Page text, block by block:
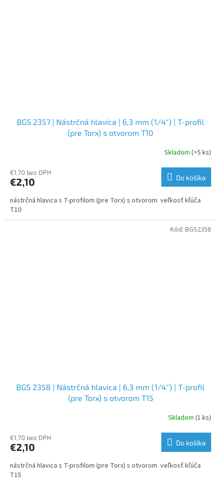
BGS 2357 | Nástrčná hlavica | 6,3 mm (1/4") | T-profil
(pre Torx) s otvorom T10
Skladom (>5 ks)
€1,70 bez DPH
€2,10 Do košíka
nástrčná hlavica s T-profilom (pre Torx) s otvorom veľkosť kľúča
T10
BGS 2358 | Nástrčná hlavica | 6,3 mm (1/4") | T-profil
(pre Torx) s otvorom T15
Skladom (1 ks)
€1,70 bez DPH
€2,10 Do košíka
nástrčná hlavica s T-profilom (pre Torx) s otvorom veľkosť kľúča
T15
Kód: BGS2358